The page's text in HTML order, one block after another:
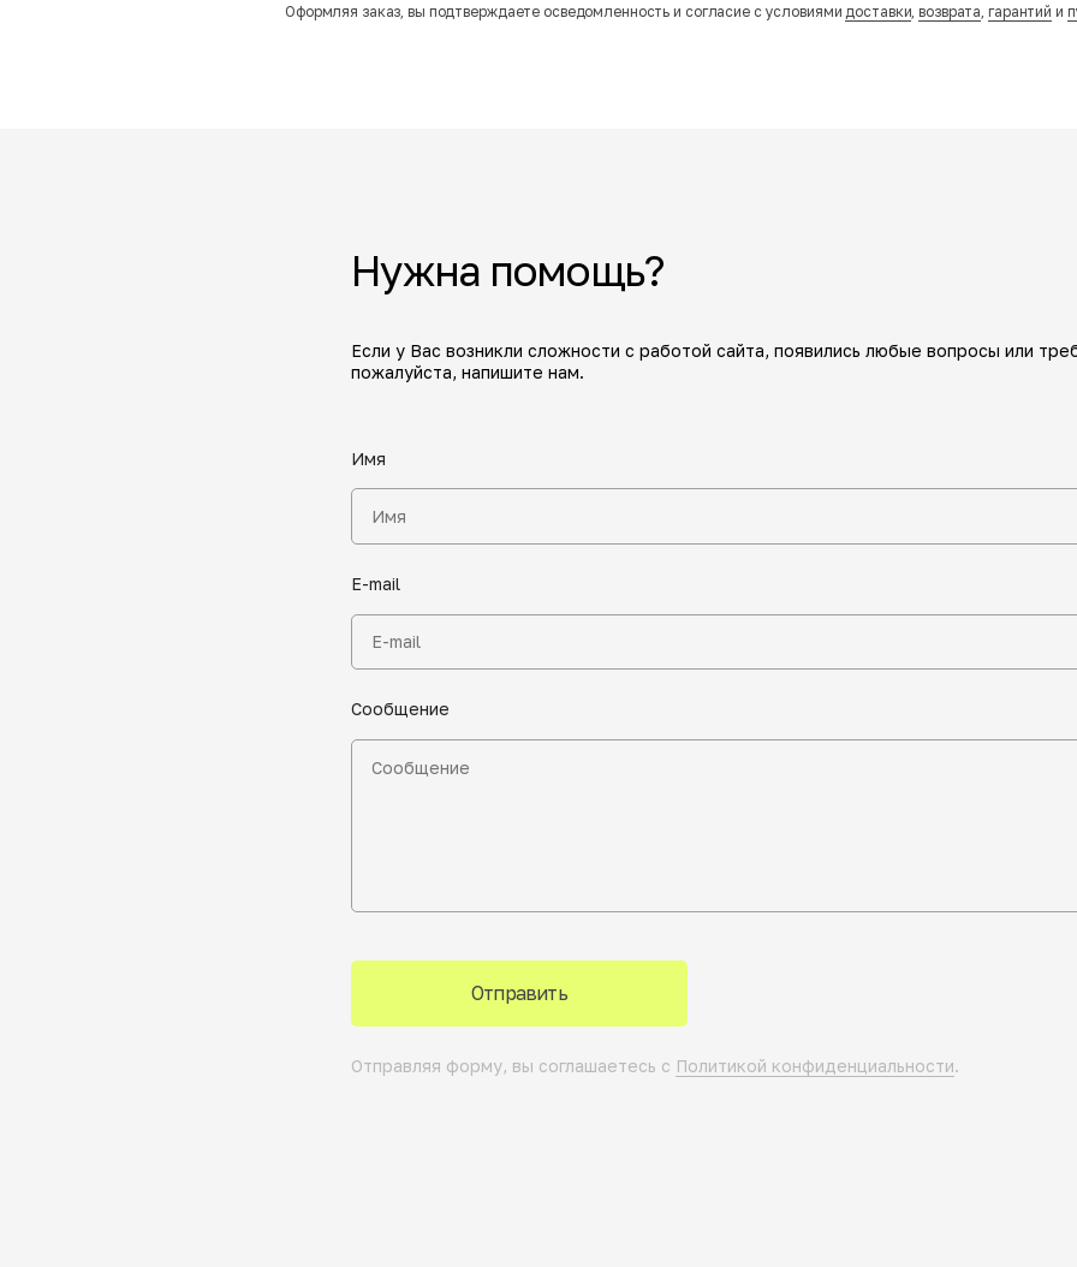
Оформляя заказ, вы подтверждаете осведомленность и согласие с условиями доставки ,возврата гарантий и
Нужна помощь?
Если у Вас возникли сложности с работой сайта, появились любые вопросы или
пожалуйста, напишите нам.
Имя
E-mail
Сообщение
Отправить
Отправляя форму, вы соглашаетесь с Политикой конфиденциальности.